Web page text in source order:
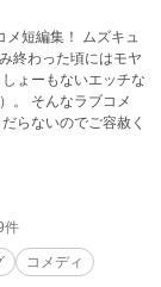
メ短編集！ ムズキュ
終わった頃にはモヤ
ょーもないエッチな
。 そんなラブコメ
らないのでご容赦く
件
コメディ